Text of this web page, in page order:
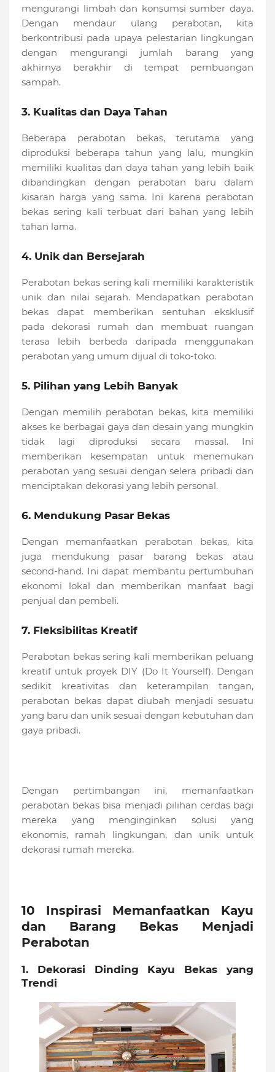
mengurangi limbah dan konsumsi sumber daya.
Dengan mendaur ulang perabotan, kita
berkontribusi pada upaya pelestarian lingkungan
dengan mengurangi jumlah barang yang
akhirnya berakhir di tempat pembuangan
sampah.
3. Kualitas dan Daya Tahan
Beberapa perabotan bekas, terutama yang
diproduksi beberapa tahun yang lalu, mungkin
memiliki kualitas dan daya tahan yang lebih baik
dibandingkan dengan perabotan baru dalam
kisaran harga yang sama. Ini karena perabotan
bekas sering kali terbuat dari bahan yang lebih
tahan lama.
4. Unik dan Bersejarah
Perabotan bekas sering kali memiliki karakteristik
unik dan nilai sejarah. Mendapatkan perabotan
bekas dapat memberikan sentuhan eksklusif
pada dekorasi rumah dan membuat ruangan
terasa lebih berbeda daripada menggunakan
perabotan yang umum dijual di toko-toko.
5. Pilihan yang Lebih Banyak
Dengan memilih perabotan bekas, kita memiliki
akses ke berbagai gaya dan desain yang mungkin
tidak lagi diproduksi secara massal. Ini
memberikan kesempatan untuk menemukan
perabotan yang sesuai dengan selera pribadi dan
menciptakan dekorasi yang lebih personal.
6. Mendukung Pasar Bekas
Dengan memanfaatkan perabotan bekas, kita
juga mendukung pasar barang bekas atau
second-hand. Ini dapat membantu pertumbuhan
ekonomi lokal dan memberikan manfaat bagi
penjual dan pembeli.
7. Fleksibilitas Kreatif
Perabotan bekas sering kali memberikan peluang
kreatif untuk proyek DIY (Do It Yourself). Dengan
sedikit kreativitas dan keterampilan tangan,
perabotan bekas dapat diubah menjadi sesuatu
yang baru dan unik sesuai dengan kebutuhan dan
gaya pribadi.
Dengan pertimbangan ini, memanfaatkan
perabotan bekas bisa menjadi pilihan cerdas bagi
mereka yang menginginkan solusi yang
ekonomis, ramah lingkungan, dan unik untuk
dekorasi rumah mereka.
10 Inspirasi Memanfaatkan Kayu
dan Barang Bekas Menjadi
Perabotan
1. Dekorasi Dinding Kayu Bekas yang
Trendi